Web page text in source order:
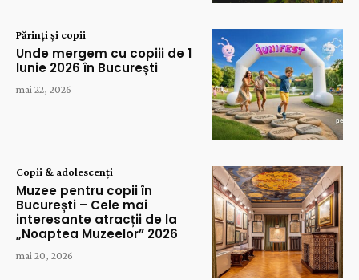
Părinți și copii
Unde mergem cu copiii de 1
Iunie 2026 în București
mai 22, 2026
Copii & adolescenți
Muzee pentru copii în
București – Cele mai
interesante atracții de la
„Noaptea Muzeelor” 2026
mai 20, 2026